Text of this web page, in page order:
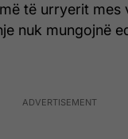
të urryerit mes
nuk mungojnë